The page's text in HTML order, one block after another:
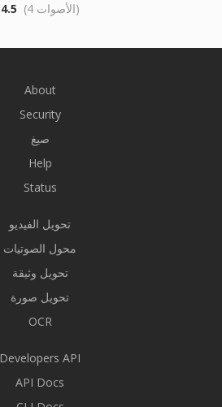
4.5 (4 الأصوات)
About
Security
صيغ
Help
Status
تحويل الفيديو
محول الصوتيات
تحويل وثيقة
تحويل صورة
OCR
Developers API
API Docs